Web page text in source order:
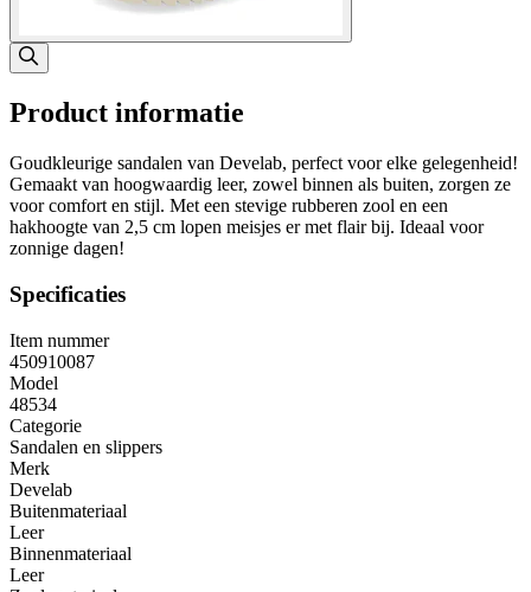
Product informatie
Goudkleurige sandalen van Develab, perfect voor elke gelegenheid!
Gemaakt van hoogwaardig leer, zowel binnen als buiten, zorgen ze
voor comfort en stijl. Met een stevige rubberen zool en een
hakhoogte van 2,5 cm lopen meisjes er met flair bij. Ideaal voor
zonnige dagen!
Specificaties
Item nummer
450910087
Model
48534
Categorie
Sandalen en slippers
Merk
Develab
Buitenmateriaal
Leer
Binnenmateriaal
Leer